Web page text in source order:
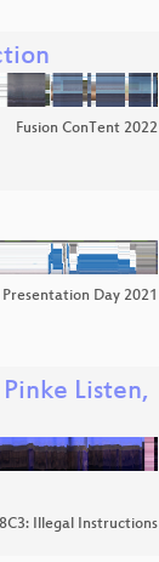
Fusion ConTent 2022
Presentation Day 2021
Listen,
Illegal Instructions